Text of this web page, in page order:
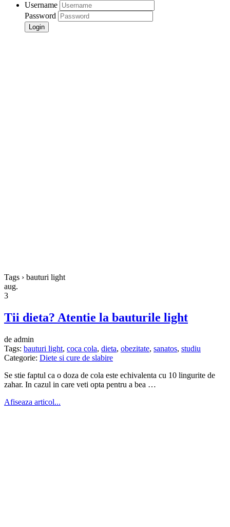
Username
Password
Tags › bauturi light
aug.
3
Tii dieta? Atentie la bauturile light
de admin
Tags: bauturi light, coca cola, dieta, obezitate, sanatos, studiu
Categorie: Diete si cure de slabire
Se stie faptul ca o doza de cola este echivalenta cu 10 lingurite de
zahar. In cazul in care veti opta pentru a bea …
Afiseaza articol...